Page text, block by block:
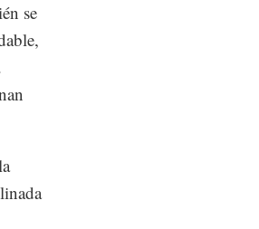
se